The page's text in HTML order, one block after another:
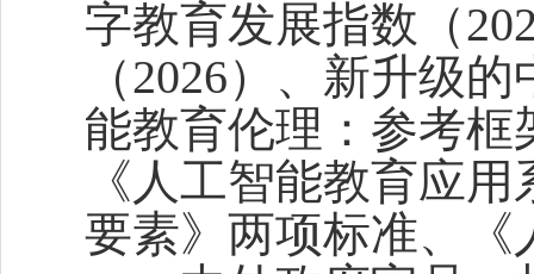
字教育发展指数（
（2026）、新升级
能教育伦理：参考
《人工智能教育应
要素》两项标准、《